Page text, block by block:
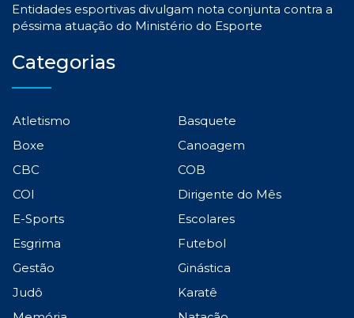
Entidades esportivas divulgam nota conjunta contra a
péssima atuação do Ministério do Esporte
Categorias
Atletismo
Basquete
Boxe
Canoagem
CBC
COB
COI
Dirigente do Mês
E-Sports
Escolares
Esgrima
Futebol
Gestão
Ginástica
Judô
Karatê